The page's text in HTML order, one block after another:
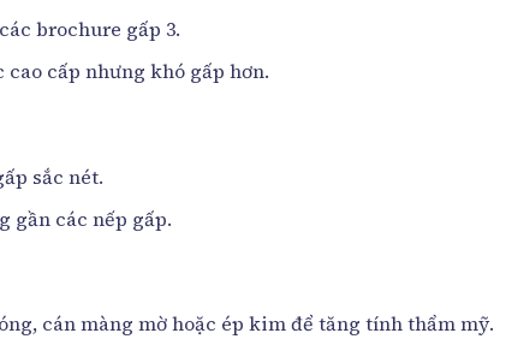
brochure gấp 3.
cao cấp nhưng khó gấp hơn.
sắc nét.
gần các nếp gấp.
cán màng mờ hoặc ép kim để tăng tính thẩm mỹ.